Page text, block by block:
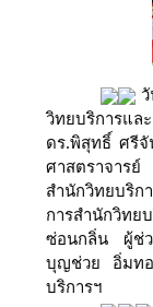
วิทยบริการแ
ดร.พิสุทธิ์ ศรีจั
ศาสตราจาร
สำนักวิทยบริก
การสำนักวิท
ซ่อนกลิ่น ผู้ช่ว
บุญช่วย อิ่มทอ
บริการฯ